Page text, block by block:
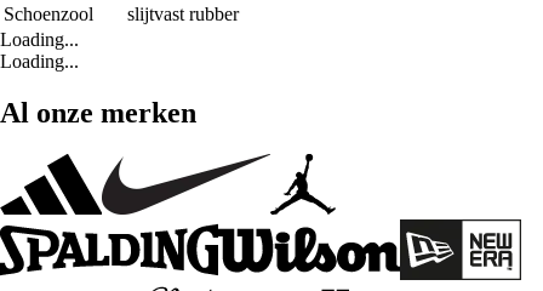
Schoenzool
slijtvast rubber
Loading...
Loading...
Al onze merken